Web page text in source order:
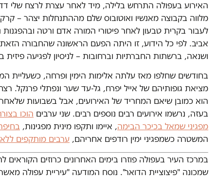
האירוע בעפולה התרחש בלילה, מיד לאחר עצרת לרצח שלי
מלווה בקבוצה מאנשיו ואוטובוס שלם מההתנחלות יצהר –
לעבור בקרית טבעון לאחר פיטורי המורה אדם ורטה
אביב. לפי כל הידוע, זו היתה הפעם הראשונה שהחבורה
ושנאה, ברשתות החברתיות וברחובות – לניסיון לפגיעה פיזית
בחודשים שחלפו מאז עלתה אלימות הימין ופרחה, כשעליית
מציאת גופותיהם של אייל יפרח, גל-עד שער ונפתלי פרנקל.
הוא כמובן שיאם המחריד של האירועים, אבל בשבועות
בעזה, נרשמו אירועים רבים נוספים רבים. שני ערבים הוכו
מפגיני שמאל בכיכר הבימה, איימו ותקפו מינית מפגינות,
המשטרה כשמפגיני ימין רודפים אחריהם, ערבים מותקפים
במרכז העיר בעפולה פוזרו בימים האחרונים כרוזים הקוראים
שמכונה "פיצוציית הדואר". נוסח המודעה "עיריית עפולה